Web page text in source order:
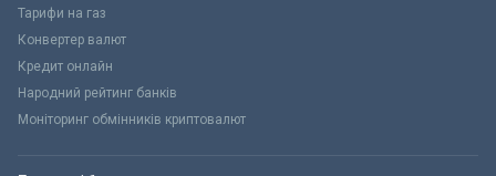
Тарифи на газ
Конвертер валют
Кредит онлайн
Народний рейтинг банків
Моніторинг обмінників криптовалют